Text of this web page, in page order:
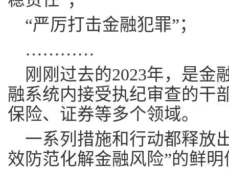
“严厉打击金融犯罪”；
…………
刚刚过去的2023年，是金
融系统内接受执纪审查的干
保险、证券等多个领域。
一系列措施和行动都释放
效防范化解金融风险”的鲜明